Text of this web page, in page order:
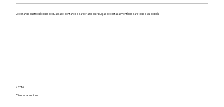
Celebrando quatro décadas de qualidade, confiança e parceria na distribuição de cestas alimentícias para todo o Sul do país.
+25Mil
Clientes atendidos